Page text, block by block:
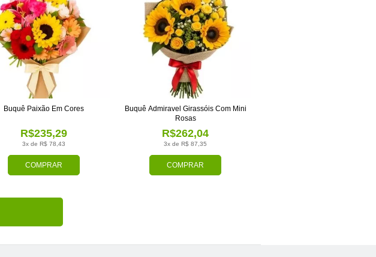
COMPRAR
3x de R$ 78,43
R$235,29
Buquê Paixão Em Cores
COMPRAR
3x de R$ 87,35
R$262,04
Buquê Admiravel Girassóis Com Mini
Rosas